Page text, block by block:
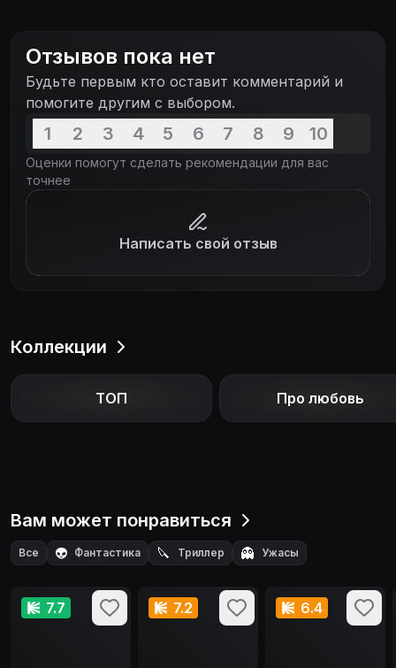
Отзывов пока нет
Будьте первым кто оставит комментарий и
помогите другим с выбором.
1 2 3 4 5 6 7 8 9 10
Оценки помогут сделать рекомендации для вас
точнее
Написать свой отзыв
Коллекции
ТОП Про любовь
Вам может понравиться
Все 👽 Фантастика 🔪 Триллер 👻 Ужасы
7.7 7.2 6.4